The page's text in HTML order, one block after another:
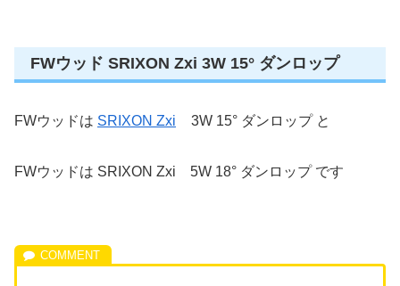
FWウッド SRIXON Zxi 3W 15° ダンロップ
FWウッドは SRIXON Zxi 3W 15° ダンロップ と
FWウッドは SRIXON Zxi 5W 18° ダンロップ です